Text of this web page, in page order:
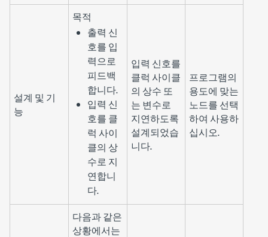
설계 및 기
능
목적
출력 신
호를 입
력으로
피드백
합니다.
입력 신
호를 클
럭 사이
클의 상
수로 지
연합니
다.
입력 신호를
클럭 사이클
의 상수 또
는 변수로
지연하도록
설계되었습
니다.
프로그램의
용도에 맞는
노드를 선택
하여 사용하
십시오.
다음과 같은
상황에서는